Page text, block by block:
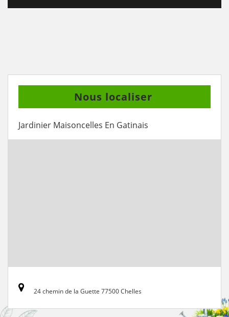
Nous localiser
Jardinier Maisoncelles En Gatinais
24 chemin de la Guette 77500 Chelles